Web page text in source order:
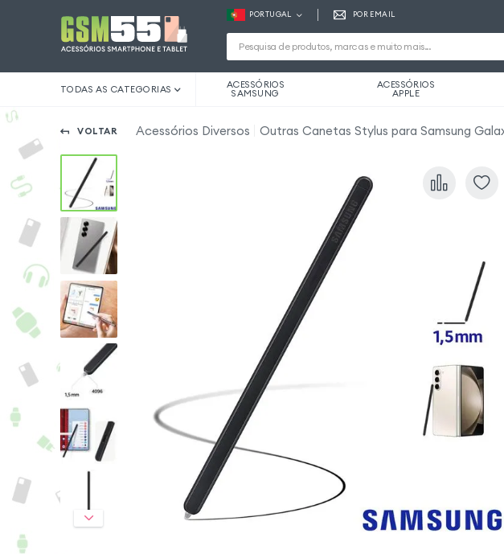
PORTUGAL POR EMAIL
TODAS AS CATEGORIAS ACESSÓRIOS
SAMSUNG
ACESSÓRIOS
APPLE
VOLTAR Acessórios Diversos Outras Canetas Stylus para Samsung